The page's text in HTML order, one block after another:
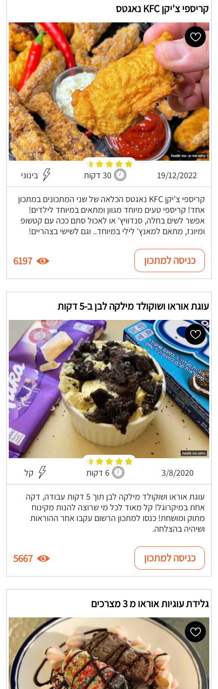
קריספי צ'יקן KFC נאגטס
19/12/2022 30 דקות בינוני
קריספי צ'יקן KFC נאגטס הכלאה של שני המתכונים במתכון
אחד! קריספי טעים מיוחד מגוון ומתאים במיוחד לילדים!
אפשר לשים בחלה, סנדוויץ' או לאכול סתם ככה עם קטשופ
ומיונז, מתאם למאנץ' לילי במיוחד.. וגם לשישי בצהריים!
כניסה למתכון 6197
עוגת אוראו ושוקולד מילקה לבן ב-5 דקות
3/8/2020 6 דקות קל
עוגת אוראו ושוקולד מילקה לבן תוך 5 דקות עבודה, דקה
אחת במיקרוגל! קל מאוד לכל מי שרוצה להנות מקינוח
מתוק ומושחת! כנסו למתכון הרשום עקבו אחר ההוראות
ושיהיה בהצלחה.
כניסה למתכון 5667
גלידת עוגיות אוראו מ 3 מצרכים